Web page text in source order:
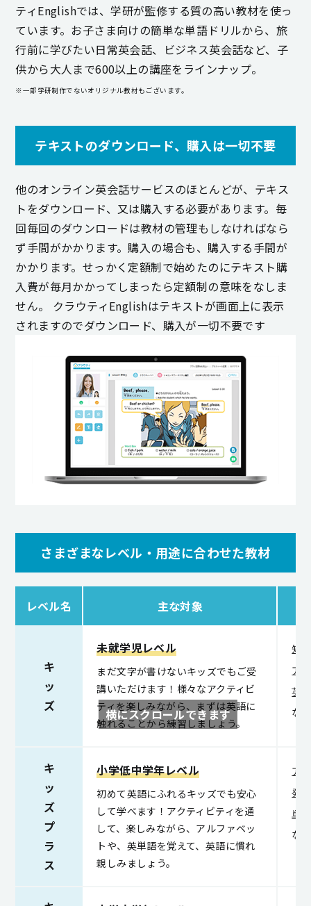
ティEnglishでは、学研が監修する質の高い教材を使っ
ています。お子さま向けの簡単な単語ドリルから、旅
行前に学びたい日常英会話、ビジネス英会話など、子
供から大人まで600以上の講座をラインナップ。
※一部学研制作でないオリジナル教材もございます。
テキストのダウンロード、購入は一切不要
他のオンライン英会話サービスのほとんどが、テキス
トをダウンロード、又は購入する必要があります。毎
回毎回のダウンロードは教材の管理もしなければなら
ず手間がかかります。購入の場合も、購入する手間が
かかります。せっかく定額制で始めたのにテキスト購
入費が毎月かかってしまったら定額制の意味をなしま
せん。 クラウティEnglishはテキストが画面上に表示
されますのでダウンロード、購入が一切不要です
さまざまなレベル・用途に合わせた教材
レベル名 主な対象
キ
ッ
ズ
未就学児レベル
まだ文字が書けないキッズでもご受
講いただけます！様々なアクティビ
ティを楽しみながら、まずは英語に
触れることから練習しましょう。
英
な
キ
ッ
ズ
プ
ラ
ス
小学低中学年レベル
初めて英語にふれるキッズでも安心
して学べます！アクティビティを通
して、楽しみながら、アルファベッ
トや、英単語を覚えて、英語に慣れ
親しみましょう。
ア
発
単
な
横にスクロールできます